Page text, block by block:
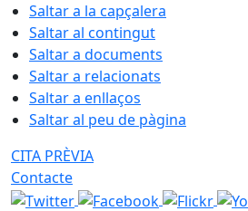
Saltar a la capçalera
Saltar al contingut
Saltar a documents
Saltar a relacionats
Saltar a enllaços
Saltar al peu de pàgina
CITA PRÈVIA
Contacte